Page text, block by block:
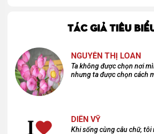
TÁC GIẢ TIÊU
NGUYỄN THỊ LOAN
Ta không được chọn nơi
nhưng ta được chọn cách
DIÊN VỸ
Khi sống cùng câu chữ, tôi